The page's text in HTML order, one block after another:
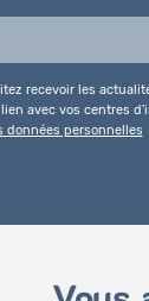
recevoir les
avec vos centres
données personnelles